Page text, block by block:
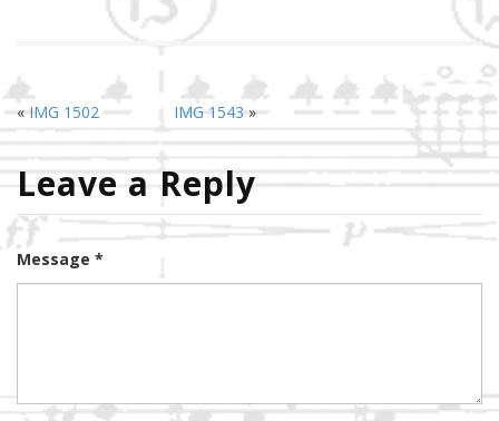
«IMG 1502 IMG 1543»
Leave a Reply
Message *